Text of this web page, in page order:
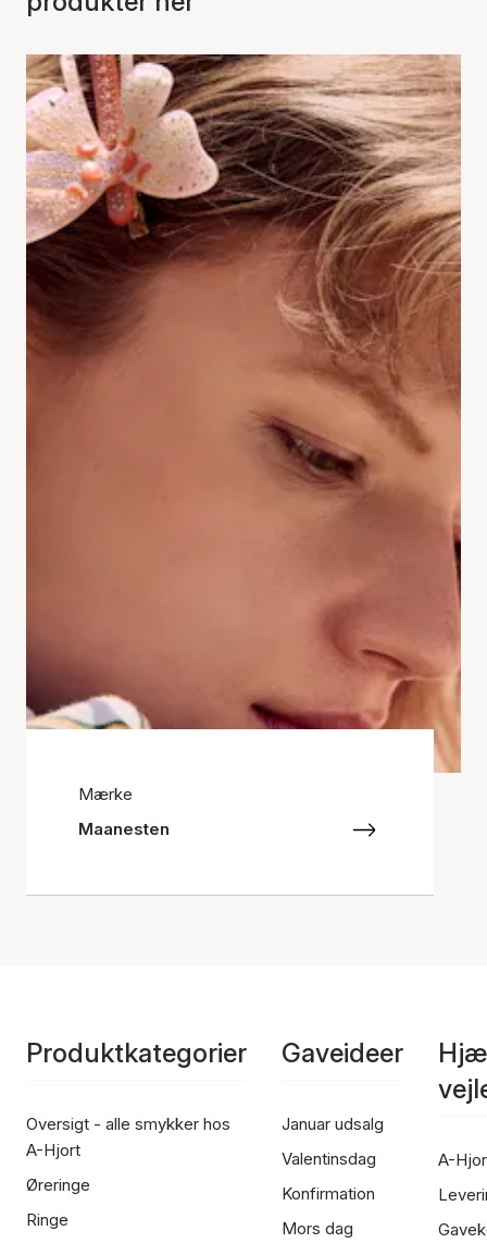
Mærke
Maanesten
Produktkategorier
Oversigt - alle smykker hos
A-Hjort
Øreringe
Ringe
Gaveideer
Januar udsalg
Valentinsdag
Konfirmation
Mors dag
A-